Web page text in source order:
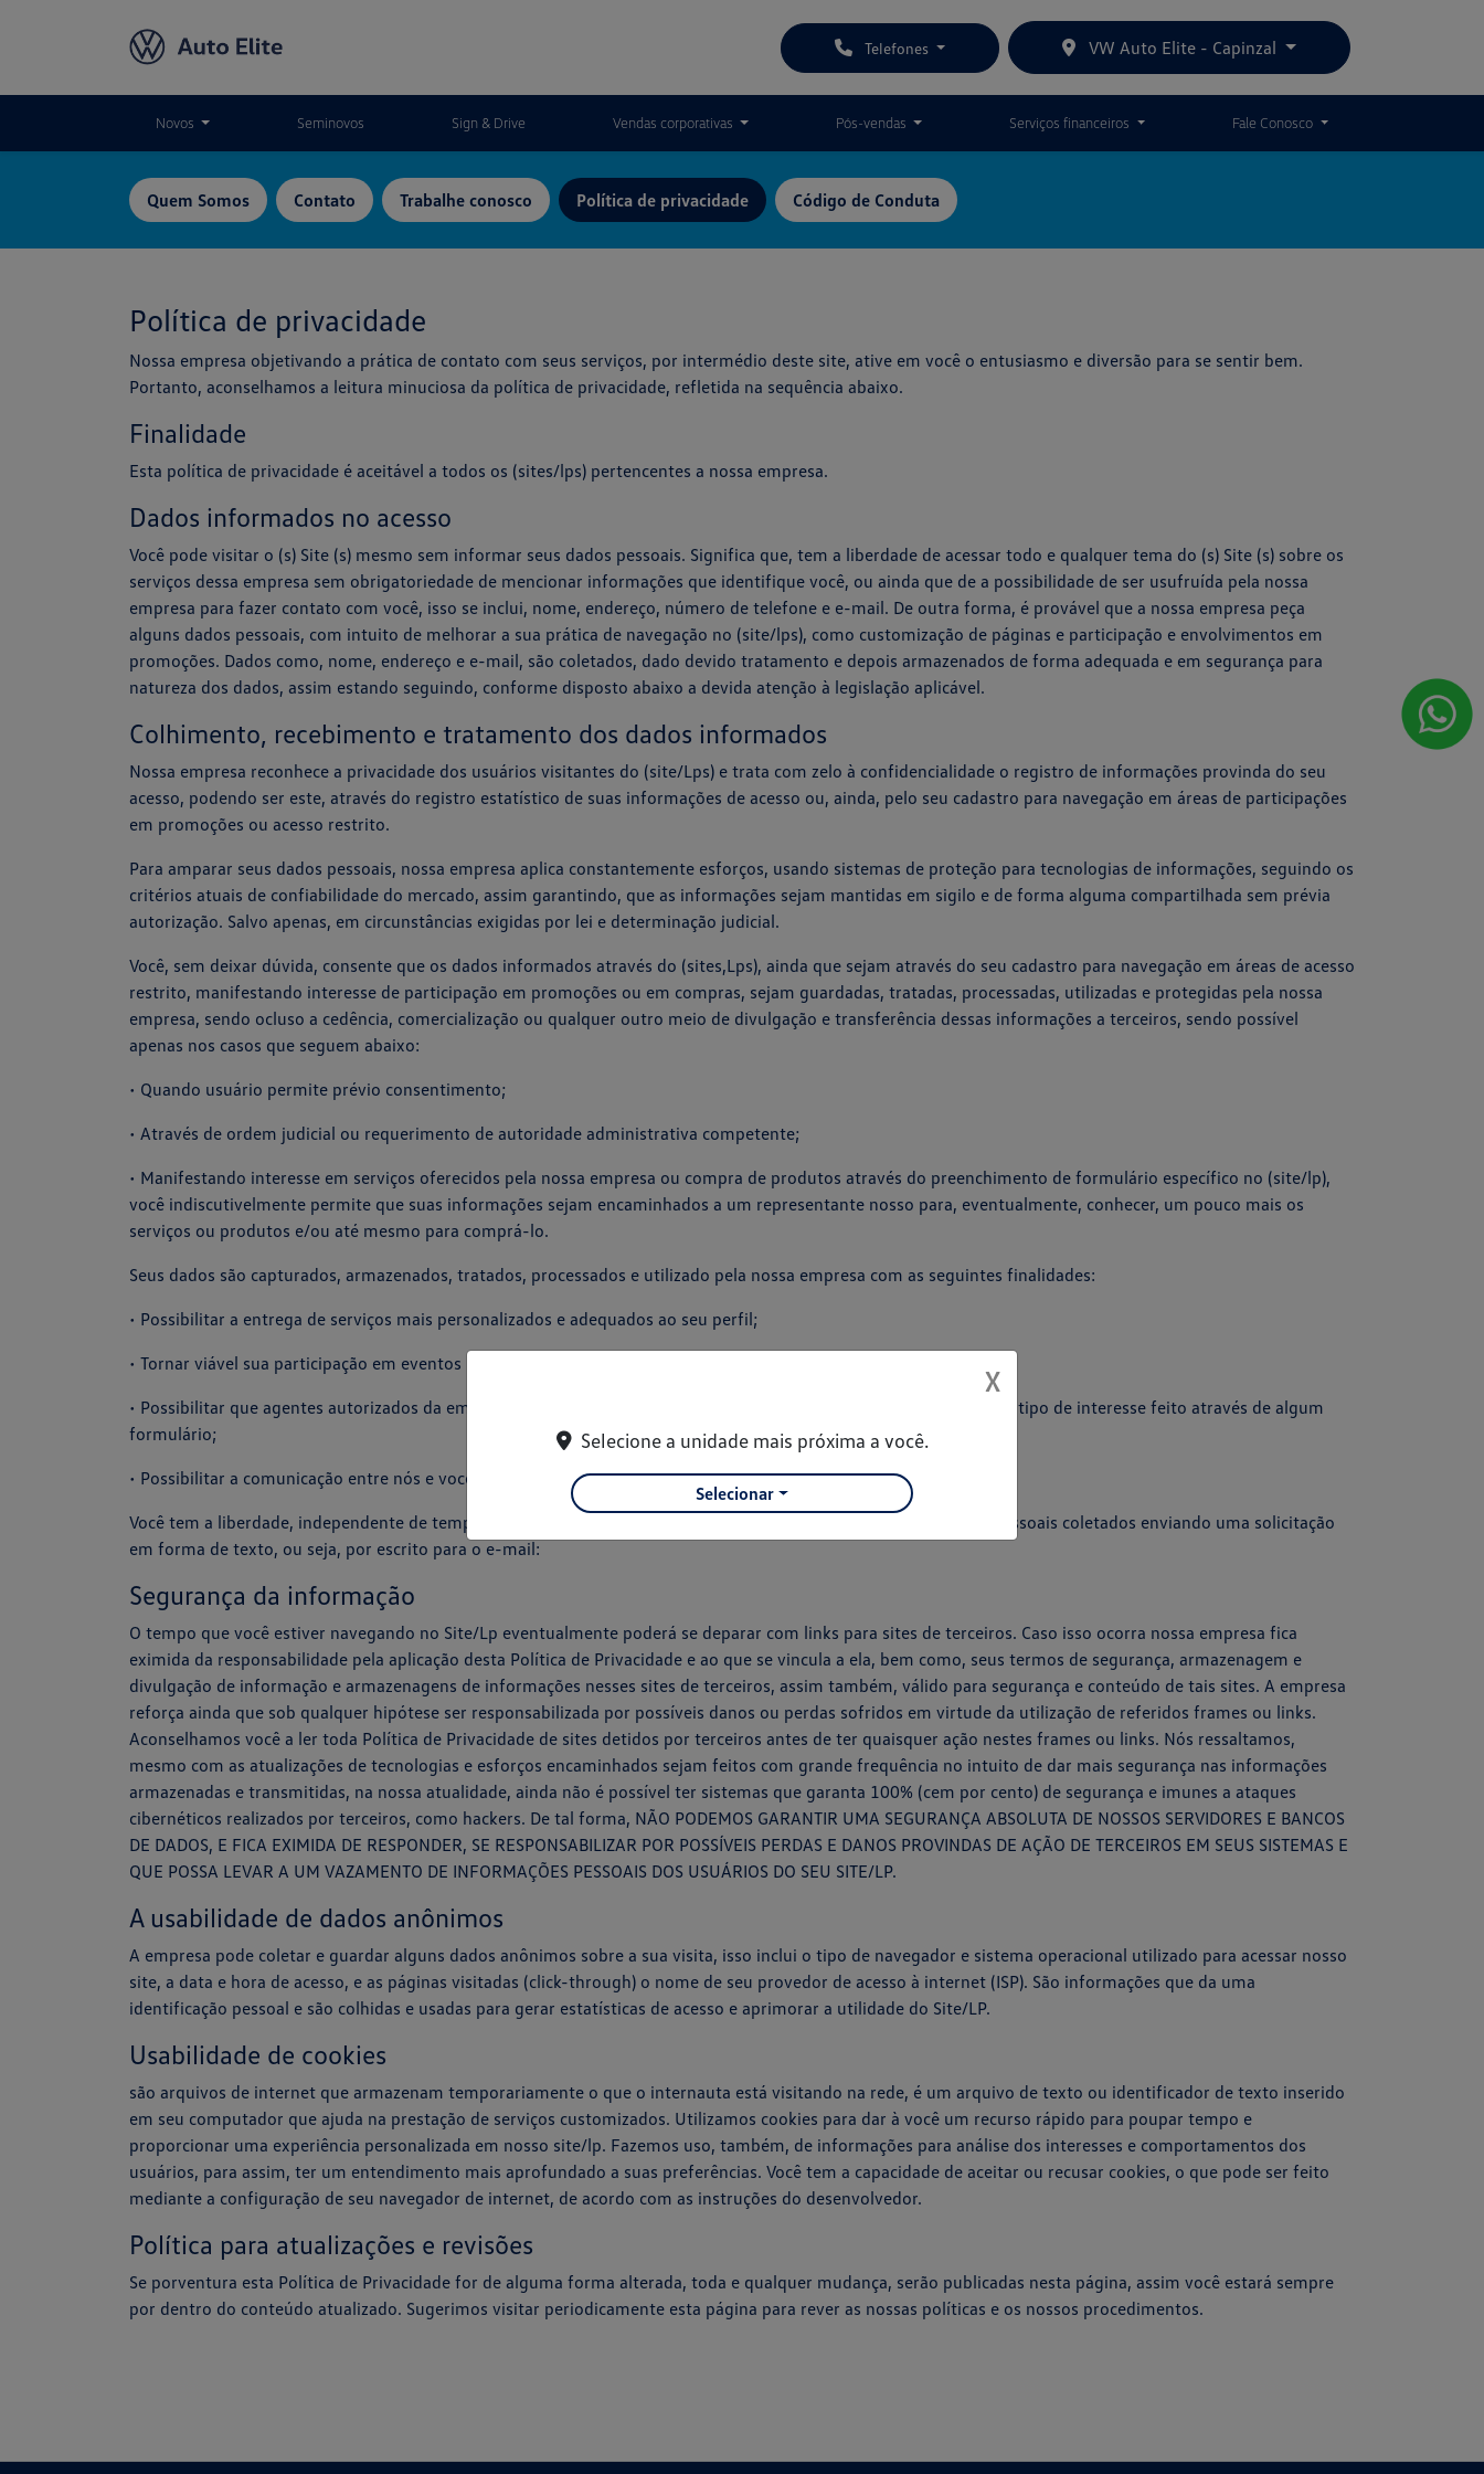
Telefones VW Auto Elite - Capinzal
Novos Seminovos Sign & Drive Vendas corporativas Pós-vendas Serviços financeiros Fale Conosco
Quem Somos Contato Trabalhe conosco Política de privacidade Código de Conduta
Política de privacidade
Nossa empresa objetivando a prática de contato com seus serviços, por intermédio deste site, ative em você o entusiasmo e diversão para se sentir bem.
Portanto, aconselhamos a leitura minuciosa da política de privacidade, refletida na sequência abaixo.
Finalidade
Esta política de privacidade é aceitável a todos os (sites/lps) pertencentes a nossa empresa.
Dados informados no acesso
Você pode visitar o (s) Site (s) mesmo sem informar seus dados pessoais. Significa que, tem a liberdade de acessar todo e qualquer tema do (s) Site (s) sobre os
serviços dessa empresa sem obrigatoriedade de mencionar informações que identifique você, ou ainda que de a possibilidade de ser usufruída pela nossa
empresa para fazer contato com você, isso se inclui, nome, endereço, número de telefone e e-mail. De outra forma, é provável que a nossa empresa peça
alguns dados pessoais, com intuito de melhorar a sua prática de navegação no (site/lps), como customização de páginas e participação e envolvimentos em
promoções. Dados como, nome, endereço e e-mail, são coletados, dado devido tratamento e depois armazenados de forma adequada e em segurança para
natureza dos dados, assim estando seguindo, conforme disposto abaixo a devida atenção à legislação aplicável.
Colhimento, recebimento e tratamento dos dados informados
Nossa empresa reconhece a privacidade dos usuários visitantes do (site/Lps) e trata com zelo à confidencialidade o registro de informações provinda do seu
acesso, podendo ser este, através do registro estatístico de suas informações de acesso ou, ainda, pelo seu cadastro para navegação em áreas de participações
em promoções ou acesso restrito.
Para amparar seus dados pessoais, nossa empresa aplica constantemente esforços, usando sistemas de proteção para tecnologias de informações, seguindo os
critérios atuais de confiabilidade do mercado, assim garantindo, que as informações sejam mantidas em sigilo e de forma alguma compartilhada sem prévia
autorização. Salvo apenas, em circunstâncias exigidas por lei e determinação judicial.
Você, sem deixar dúvida, consente que os dados informados através do (sites,Lps), ainda que sejam através do seu cadastro para navegação em áreas de acesso
restrito, manifestando interesse de participação em promoções ou em compras, sejam guardadas, tratadas, processadas, utilizadas e protegidas pela nossa
empresa, sendo ocluso a cedência, comercialização ou qualquer outro meio de divulgação e transferência dessas informações a terceiros, sendo possível
apenas nos casos que seguem abaixo:
• Quando usuário permite prévio consentimento;
• Através de ordem judicial ou requerimento de autoridade administrativa competente;
• Manifestando interesse em serviços oferecidos pela nossa empresa ou compra de produtos através do preenchimento de formulário específico no (site/lp),
você indiscutivelmente permite que suas informações sejam encaminhados a um representante nosso para, eventualmente, conhecer, um pouco mais os
serviços ou produtos e/ou até mesmo para comprá-lo.
Seus dados são capturados, armazenados, tratados, processados e utilizado pela nossa empresa com as seguintes finalidades:
• Possibilitar a entrega de serviços mais personalizados e adequados ao seu perfil;
• Tornar viável sua participação em eventos promovidos por nossa empresa como; promoções e sorteios;
• Possibilitar que agentes autorizados da empresa contate você para oferecer produtos e serviços, de acordo com o tipo de interesse feito através de algum
formulário;
• Possibilitar a comunicação entre nós e você, até mesmo, através de envio e recebimento de e-mails.
Você tem a liberdade, independente de tempo de, acessar, alterar, corrigir, excluir ou bloquear suas informações pessoais coletados enviando uma solicitação
em forma de texto, ou seja, por escrito para o e-mail:
Segurança da informação
O tempo que você estiver navegando no Site/Lp eventualmente poderá se deparar com links para sites de terceiros. Caso isso ocorra nossa empresa fica
eximida da responsabilidade pela aplicação desta Política de Privacidade e ao que se vincula a ela, bem como, seus termos de segurança, armazenagem e
divulgação de informação e armazenagens de informações nesses sites de terceiros, assim também, válido para segurança e conteúdo de tais sites. A empresa
reforça ainda que sob qualquer hipótese ser responsabilizada por possíveis danos ou perdas sofridos em virtude da utilização de referidos frames ou links.
Aconselhamos você a ler toda Política de Privacidade de sites detidos por terceiros antes de ter quaisquer ação nestes frames ou links. Nós ressaltamos,
mesmo com as atualizações de tecnologias e esforços encaminhados sejam feitos com grande frequência no intuito de dar mais segurança nas informações
armazenadas e transmitidas, na nossa atualidade, ainda não é possível ter sistemas que garanta 100% (cem por cento) de segurança e imunes a ataques
cibernéticos realizados por terceiros, como hackers. De tal forma, NÃO PODEMOS GARANTIR UMA SEGURANÇA ABSOLUTA DE NOSSOS SERVIDORES E BANCOS
DE DADOS, E FICA EXIMIDA DE RESPONDER, SE RESPONSABILIZAR POR POSSÍVEIS PERDAS E DANOS PROVINDAS DE AÇÃO DE TERCEIROS EM SEUS SISTEMAS E
QUE POSSA LEVAR A UM VAZAMENTO DE INFORMAÇÕES PESSOAIS DOS USUÁRIOS DO SEU SITE/LP.
A usabilidade de dados anônimos
A empresa pode coletar e guardar alguns dados anônimos sobre a sua visita, isso inclui o tipo de navegador e sistema operacional utilizado para acessar nosso
site, a data e hora de acesso, e as páginas visitadas (click-through) o nome de seu provedor de acesso à internet (ISP). São informações que da uma
identificação pessoal e são colhidas e usadas para gerar estatísticas de acesso e aprimorar a utilidade do Site/LP.
Usabilidade de cookies
são arquivos de internet que armazenam temporariamente o que o internauta está visitando na rede, é um arquivo de texto ou identificador de texto inserido
em seu computador que ajuda na prestação de serviços customizados. Utilizamos cookies para dar à você um recurso rápido para poupar tempo e
proporcionar uma experiência personalizada em nosso site/lp. Fazemos uso, também, de informações para análise dos interesses e comportamentos dos
usuários, para assim, ter um entendimento mais aprofundado a suas preferências. Você tem a capacidade de aceitar ou recusar cookies, o que pode ser feito
mediante a configuração de seu navegador de internet, de acordo com as instruções do desenvolvedor.
Política para atualizações e revisões
Se porventura esta Política de Privacidade for de alguma forma alterada, toda e qualquer mudança, serão publicadas nesta página, assim você estará sempre
por dentro do conteúdo atualizado. Sugerimos visitar periodicamente esta página para rever as nossas políticas e os nossos procedimentos.
X
Selecione a unidade mais próxima a você.
Selecionar